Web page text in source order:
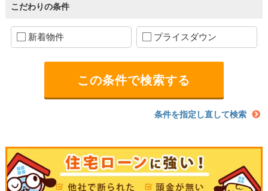
こだわりの条件
新着物件 プライスダウン
条件を指定し直して検索